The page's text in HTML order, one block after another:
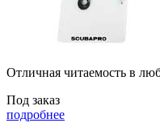
Отличная читаемость в
Под заказ
подробнее